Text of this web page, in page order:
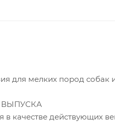
для мелких пород собак
в качестве действующих